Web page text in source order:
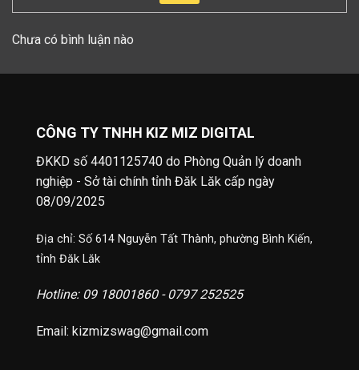
Chưa có bình luận nào
CÔNG TY TNHH KIZ MIZ DIGITAL
ĐKKD số 4401125740 do Phòng Quản lý doanh
nghiệp - Sở tài chính tỉnh Đăk Lăk cấp ngày
08/09/2025
Địa chỉ: Số 614 Nguyễn Tất Thành, phường Bình Kiến,
tỉnh Đăk Lăk
Hotline: 09 18001860 - 0797 252525
Email: kizmizswag@gmail.com